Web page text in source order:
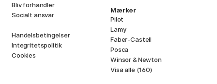
Bliv forhandler
Socialt ansvar
Handelsbetingelser
Integritetspolitik
Cookies
Mærker
Pilot
Lamy
Faber-Castell
Posca
Winsor & Newton
Visa alle (160)